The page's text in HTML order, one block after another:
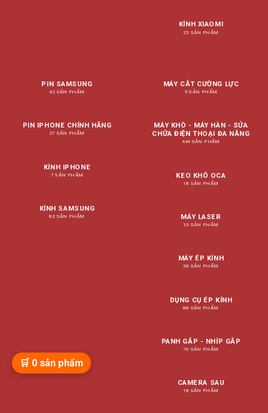
KÍNH XIAOMI
25 SẢN PHẨM
PIN SAMSUNG
42 SẢN PHẨM
PIN IPHONE CHÍNH HÃNG
27 SẢN PHẨM
KÍNH IPHONE
7 SẢN PHẨM
KÍNH SAMSUNG
82 SẢN PHẨM
MÁY CẮT CƯỜNG LỰC
9 SẢN PHẨM
MÁY KHÒ - MÁY HÀN - SỬA
CHỮA ĐIỆN THOẠI ĐA NĂNG
444 SẢN PHẨM
KEO KHÔ OCA
18 SẢN PHẨM
MÁY LASER
10 SẢN PHẨM
MÁY ÉP KÍNH
58 SẢN PHẨM
DỤNG CỤ ÉP KÍNH
88 SẢN PHẨM
PANH GẮP - NHÍP GẮP
76 SẢN PHẨM
CAMERA SAU
18 SẢN PHẨM
🛒 0 sản phẩm